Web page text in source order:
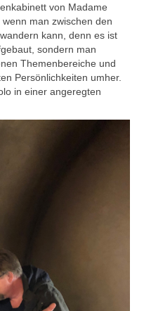
von Madame
man zwischen den
kann, denn es ist
sondern man
Themenbereiche und
Persönlichkeiten umher.
in einer angeregten